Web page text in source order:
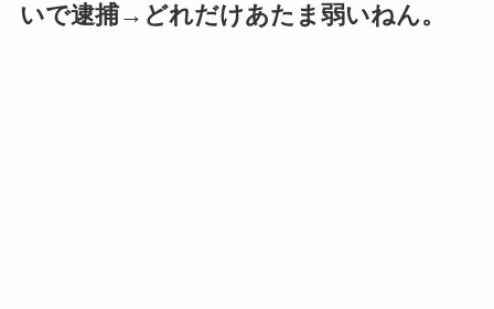
いで逮捕→どれだけあたま弱いねん。